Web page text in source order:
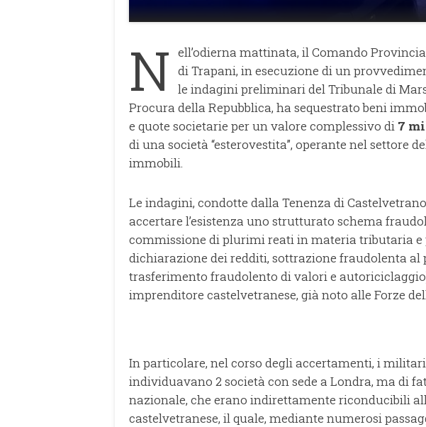
N ell’odierna mattinata, il Comando
di Trapani, in esecuzione di un
le indagini preliminari del Tribunale di
Procura della Repubblica, ha sequestrato beni
e quote societarie per un valore complessivo di 7
di una società “esterovestita”, operante nel settore
immobili.
Le indagini, condotte dalla Tenenza di
accertare l’esistenza uno strutturato schema
commissione di plurimi reati in materia tributaria e
dichiarazione dei redditi, sottrazione fraudolenta al
trasferimento fraudolento di valori e
imprenditore castelvetranese, già noto alle Forze
In particolare, nel corso degli accertamenti, i
individuavano 2 società con sede a Londra, ma di
nazionale, che erano indirettamente riconducibili
castelvetranese, il quale, mediante numerosi